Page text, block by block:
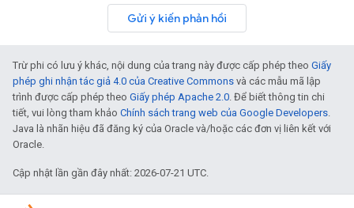
Gửi ý kiến phản hồi
Trừ phi có lưu ý khác, nội dung của trang này được cấp phép theo Giấy
phép ghi nhận tác giả 4.0 của Creative Commons và các mẫu mã lập
trình được cấp phép theo Giấy phép Apache 2.0. Để biết thông tin chi
tiết, vui lòng tham khảo Chính sách trang web của Google Developers.
Java là nhãn hiệu đã đăng ký của Oracle và/hoặc các đơn vị liên kết với
Oracle.
Cập nhật lần gần đây nhất: 2026-07-21 UTC.